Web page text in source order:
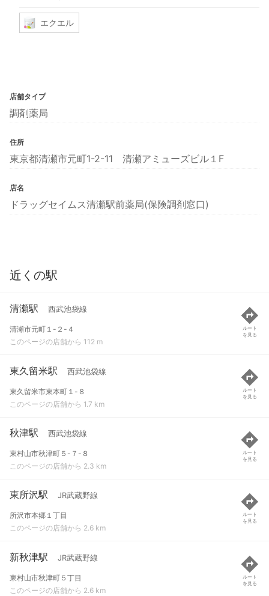
エクエル
店舗タイプ
調剤薬局
住所
東京都清瀬市元町1-2-11 清瀬アミューズビル１F
店名
ドラッグセイムス清瀬駅前薬局(保険調剤窓口)
近くの駅
清瀬駅 西武池袋線
清瀬市元町１-２-４
このページの店舗から 112 m
ルート
を見る
東久留米駅 西武池袋線
東久留米市東本町１-８
このページの店舗から 1.7 km
ルート
を見る
秋津駅 西武池袋線
東村山市秋津町５-７-８
このページの店舗から 2.3 km
ルート
を見る
東所沢駅 JR武蔵野線
所沢市本郷１丁目
このページの店舗から 2.6 km
ルート
を見る
新秋津駅 JR武蔵野線
東村山市秋津町５丁目
このページの店舗から 2.6 km
ルート
を見る